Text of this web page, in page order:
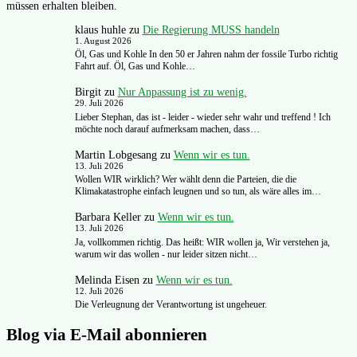
müssen erhalten bleiben.
klaus huhlezu Die Regierung MUSS handeln
1. August 2026
Öl, Gas und Kohle In den 50 er Jahren nahm der fossile Turbo richtig
Fahrt auf. Öl, Gas und Kohle…
Birgitzu Nur Anpassung ist zu wenig.
29. Juli 2026
Lieber Stephan, das ist - leider - wieder sehr wahr und treffend ! Ich
möchte noch darauf aufmerksam machen, dass…
Martin Lobgesangzu Wenn wir es tun.
13. Juli 2026
Wollen WIR wirklich? Wer wählt denn die Parteien, die die
Klimakatastrophe einfach leugnen und so tun, als wäre alles im…
Barbara Kellerzu Wenn wir es tun.
13. Juli 2026
Ja, vollkommen richtig. Das heißt: WIR wollen ja, Wir verstehen ja,
warum wir das wollen - nur leider sitzen nicht…
Melinda Eisen zu Wenn wir es tun.
12. Juli 2026
Die Verleugnung der Verantwortung ist ungeheuer.
Blog via E-Mail abonnieren